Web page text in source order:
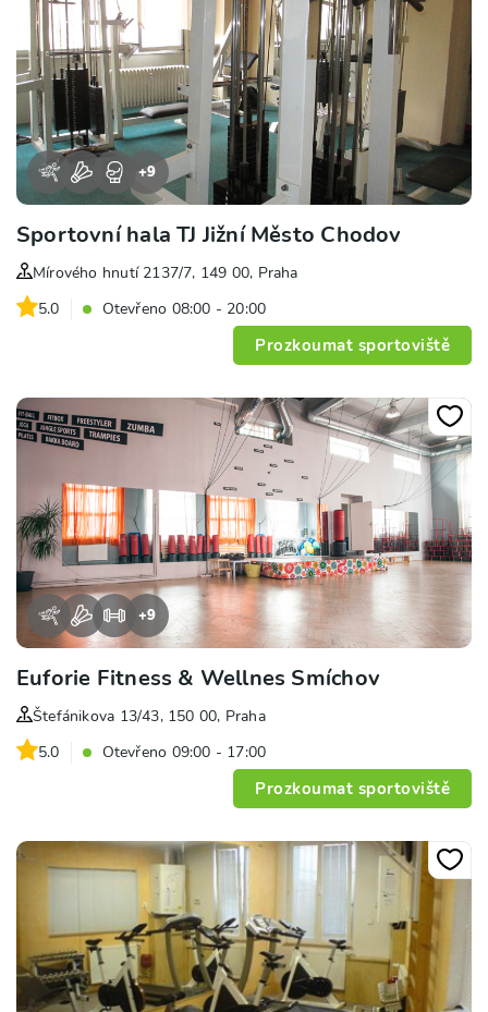
+9
Sportovní hala TJ Jižní Město Chodov
Mírového hnutí 2137/7, 149 00, Praha
5.0
Otevřeno 08:00 - 20:00
Prozkoumat sportoviště
+9
Euforie Fitness & Wellnes Smíchov
Štefánikova 13/43, 150 00, Praha
5.0
Otevřeno 09:00 - 17:00
Prozkoumat sportoviště